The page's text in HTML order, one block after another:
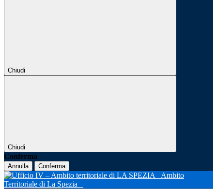
Chiudi
Chiudi
Conferma
Annulla Conferma
Ambito
Territoriale di La Spezia